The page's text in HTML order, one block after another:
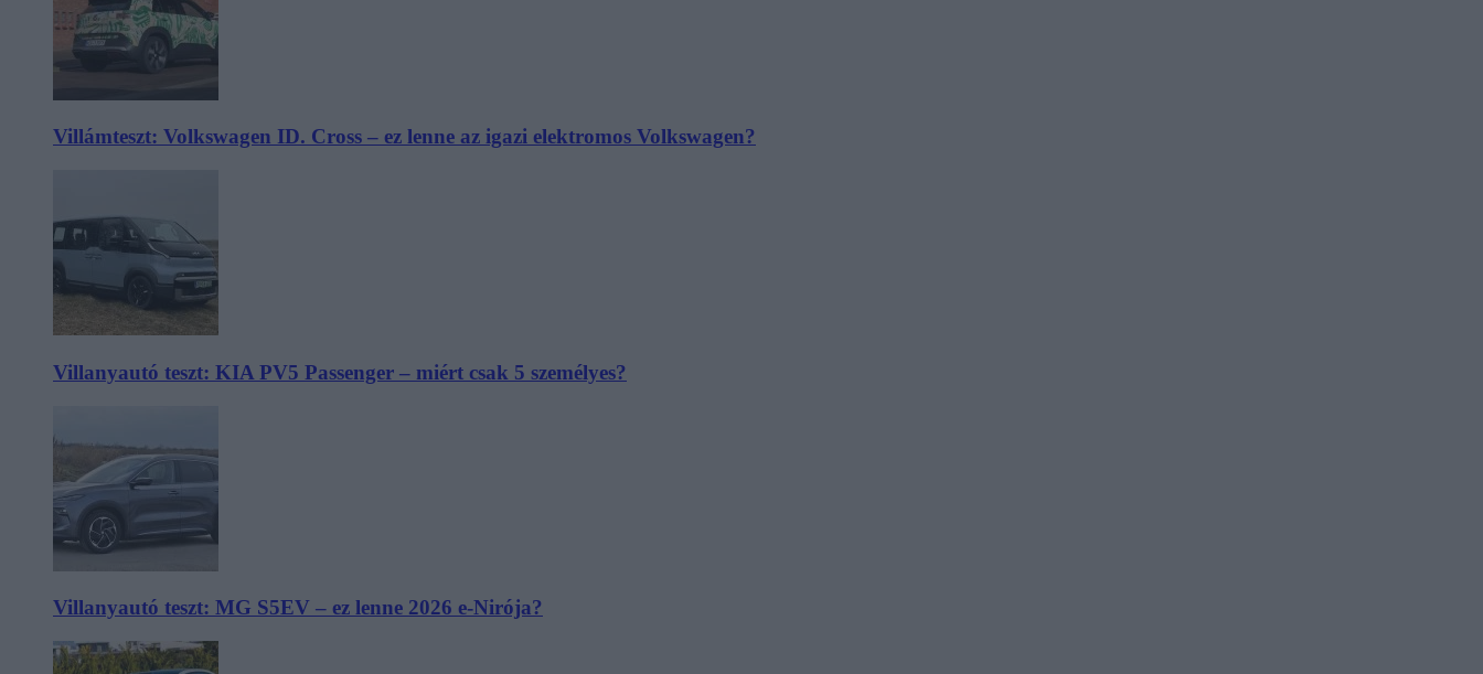
Villámteszt: Volkswagen ID. Cross – ez lenne az igazi elektromos Volkswagen?
Villanyautó teszt: KIA PV5 Passenger – miért csak 5 személyes?
Villanyautó teszt: MG S5EV – ez lenne 2026 e-Nirója?